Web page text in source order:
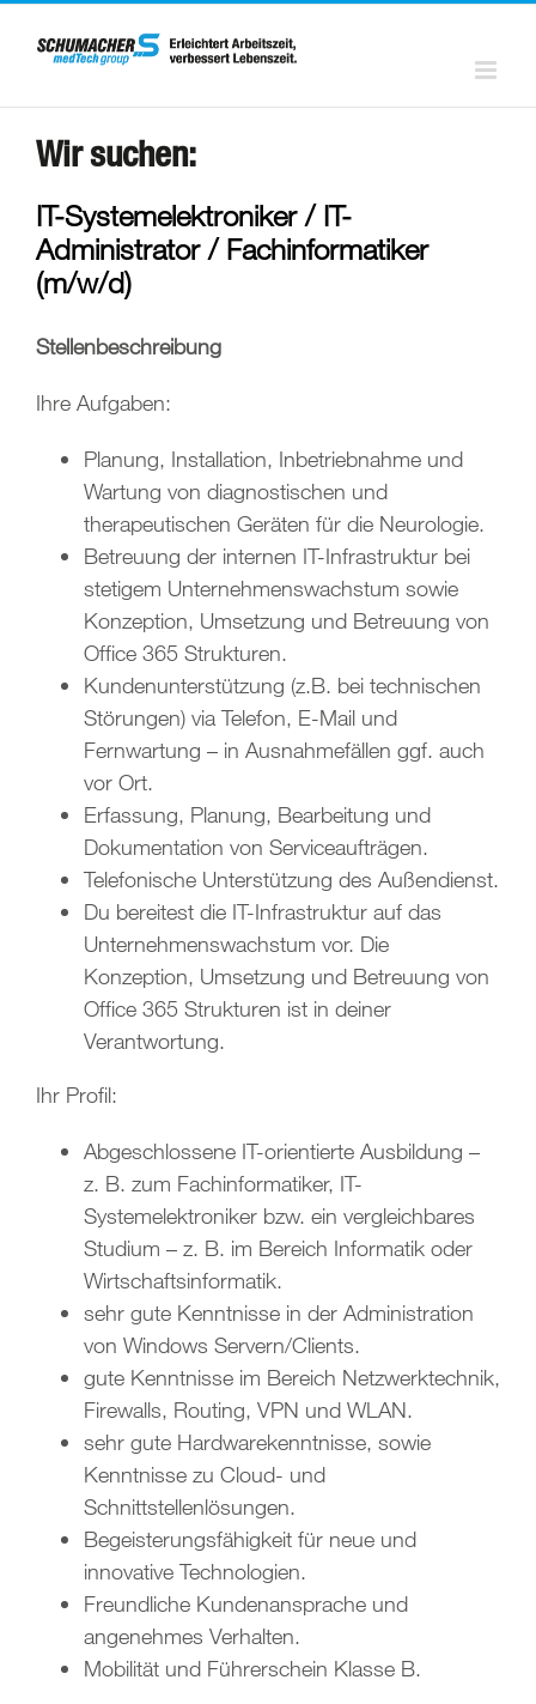
Inhalt
Wir suchen:
IT-Systemelektroniker / IT-
Administrator / Fachinformatiker
(m/w/d)
Stellenbeschreibung
Ihre Aufgaben:
Planung, Installation, Inbetriebnahme und
Wartung von diagnostischen und
therapeutischen Geräten für die Neurologie.
Betreuung der internen IT-Infrastruktur bei
stetigem Unternehmenswachstum sowie
Konzeption, Umsetzung und Betreuung von
Office 365 Strukturen.
Kundenunterstützung (z.B. bei technischen
Störungen) via Telefon, E-Mail und
Fernwartung – in Ausnahmefällen ggf. auch
vor Ort.
Erfassung, Planung, Bearbeitung und
Dokumentation von Serviceaufträgen.
Telefonische Unterstützung des Außendienst.
Du bereitest die IT-Infrastruktur auf das
Unternehmenswachstum vor. Die
Konzeption, Umsetzung und Betreuung von
Office 365 Strukturen ist in deiner
Verantwortung.
Ihr Profil:
Abgeschlossene IT-orientierte Ausbildung –
z. B. zum Fachinformatiker, IT-
Systemelektroniker bzw. ein vergleichbares
Studium – z. B. im Bereich Informatik oder
Wirtschaftsinformatik.
sehr gute Kenntnisse in der Administration
von Windows Servern/Clients.
gute Kenntnisse im Bereich Netzwerktechnik,
Firewalls, Routing, VPN und WLAN.
sehr gute Hardwarekenntnisse, sowie
Kenntnisse zu Cloud- und
Schnittstellenlösungen.
Begeisterungsfähigkeit für neue und
innovative Technologien.
Freundliche Kundenansprache und
angenehmes Verhalten.
Mobilität und Führerschein Klasse B.